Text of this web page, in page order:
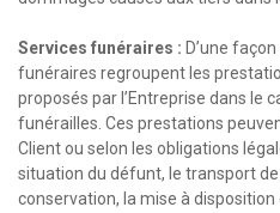
Services funéraires : D’une
funéraires regroupent les
proposés par l’Entreprise dans le
funérailles. Ces prestations
Client ou selon les obligations
situation du défunt, le transport de
conservation, la mise à disposition